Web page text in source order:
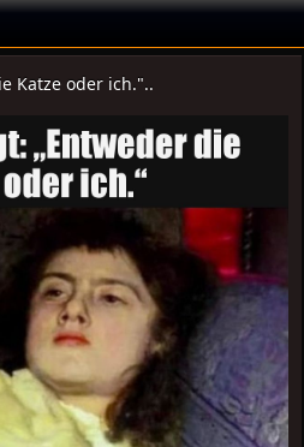
Katze oder ich."..